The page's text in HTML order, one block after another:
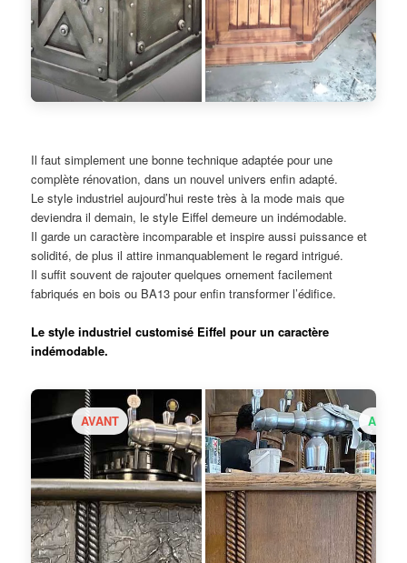
Il faut simplement une bonne technique adaptée pour une
complète rénovation, dans un nouvel univers enfin adapté.
Le style industriel aujourd’hui reste très à la mode mais que
deviendra il demain, le style Eiffel demeure un indémodable.
Il garde un caractère incomparable et inspire aussi puissance et
solidité, de plus il attire inmanquablement le regard intrigué.
Il suffit souvent de rajouter quelques ornement facilement
fabriqués en bois ou BA13 pour enfin transformer l’édifice.
Le style industriel customisé Eiffel pour un caractère
indémodable.
AVANT